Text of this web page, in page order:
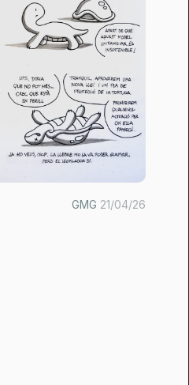
GMG 21/04/26